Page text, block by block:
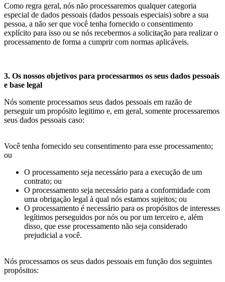
Como regra geral, nós não processaremos qualquer categoria
especial de dados pessoais (dados pessoais especiais) sobre a sua
pessoa, a não ser que você tenha fornecido o consentimento
explícito para isso ou se nós recebermos a solicitação para realizar o
processamento de forma a cumprir com normas aplicáveis.
3. Os nossos objetivos para processarmos os seus dados pessoais
e base legal
Nós somente processamos seus dados pessoais em razão de
perseguir um propósito legitimo e, em geral, somente processaremos
seus dados pessoais caso:
Você tenha fornecido seu consentimento para esse processamento;
ou
O processamento seja necessário para a execução de um
contrato; ou
O processamento seja necessário para a conformidade com
uma obrigação legal à qual nós estamos sujeitos; ou
O processamento é necessário para os propósitos de interesses
legítimos perseguidos por nós ou por um terceiro e, além
disso, que esse processamento não seja considerado
prejudicial a você.
Nós processamos os seus dados pessoais em função dos seguintes
propósitos: